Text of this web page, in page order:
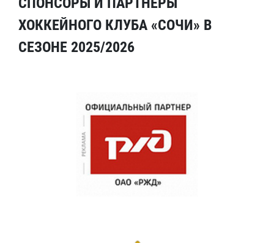
ХОККЕЙНОГО КЛУБА «СОЧИ» В
СЕЗОНЕ 2025/2026